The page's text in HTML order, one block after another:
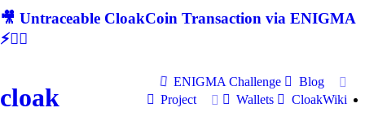
🎥 Untraceable CloakCoin Transaction via ENIGMA
⚡🕵‍♂
cloak
ENIGMA Challenge
Blog
Project
Wallets CloakWiki